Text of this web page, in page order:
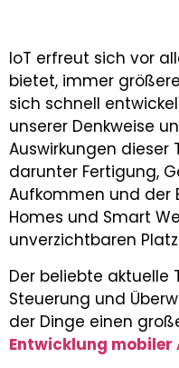
IoT erfreut sich vor
bietet, immer
sich schnell
unserer Denkweise
Auswirkungen dieser
darunter Fertigung,
Aufkommen und der
Homes und Smart
unverzichtbaren
Der beliebte aktuelle
Steuerung und
der Dinge einen
Entwicklung mobiler